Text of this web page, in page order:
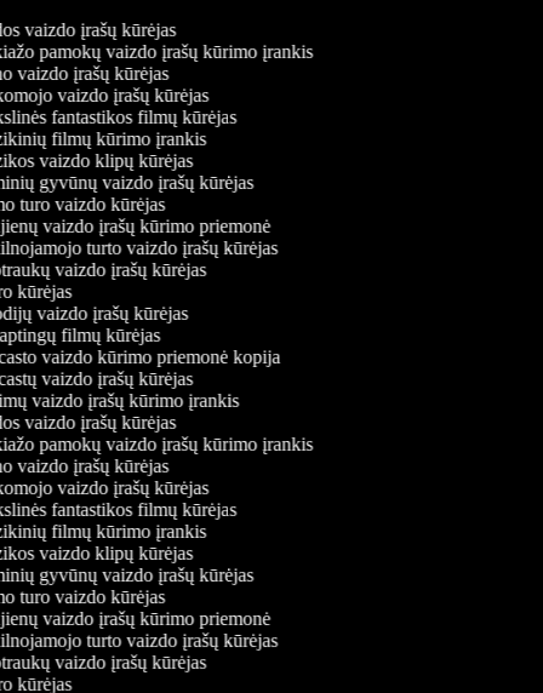
vaizdo įrašų kūrėjas
pamokų vaizdo įrašų kūrimo įrankis
vaizdo įrašų kūrėjas
vaizdo įrašų kūrėjas
fantastikos filmų kūrėjas
filmų kūrimo įrankis
vaizdo klipų kūrėjas
gyvūnų vaizdo įrašų kūrėjas
turo vaizdo kūrėjas
vaizdo įrašų kūrimo priemonė
turto vaizdo įrašų kūrėjas
vaizdo įrašų kūrėjas
kūrėjas
vaizdo įrašų kūrėjas
filmų kūrėjas
vaizdo kūrimo priemonė kopija
vaizdo įrašų kūrėjas
vaizdo įrašų kūrimo įrankis
vaizdo įrašų kūrėjas
pamokų vaizdo įrašų kūrimo įrankis
vaizdo įrašų kūrėjas
vaizdo įrašų kūrėjas
fantastikos filmų kūrėjas
filmų kūrimo įrankis
vaizdo klipų kūrėjas
gyvūnų vaizdo įrašų kūrėjas
turo vaizdo kūrėjas
vaizdo įrašų kūrimo priemonė
turto vaizdo įrašų kūrėjas
vaizdo įrašų kūrėjas
kūrėjas